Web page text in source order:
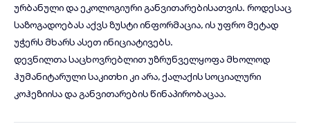
ურბანული და ეკოლოგიური განვითარებისათვის. როდესაც
საზოგადოებას აქვს ზუსტი ინფორმაცია, ის უფრო მეტად
უჭერს მხარს ასეთ ინიციატივებს.
დევნილთა საცხოვრებლით უზრუნველყოფა მხოლოდ
ჰუმანიტარული საკითხი კი არა,ქალაქის სოციალური
კოჰეზიისა და განვითარების წინაპირობაცაა.